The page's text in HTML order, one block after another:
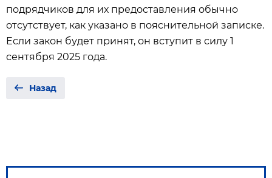
подрядчиков для их предоставления обычно
отсутствует, как указано в пояснительной записке.
Если закон будет принят, он вступит в силу 1
сентября 2025 года.
Назад